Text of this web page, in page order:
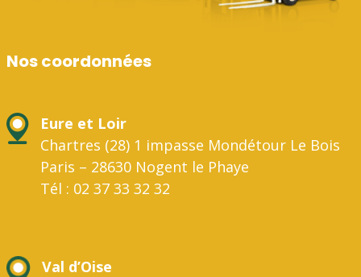
Nos coordonnées
Eure et Loir
Chartres (28) 1 impasse Mondétour Le Bois
Paris – 28630 Nogent le Phaye
Tél : 02 37 33 32 32
Val d’Oise